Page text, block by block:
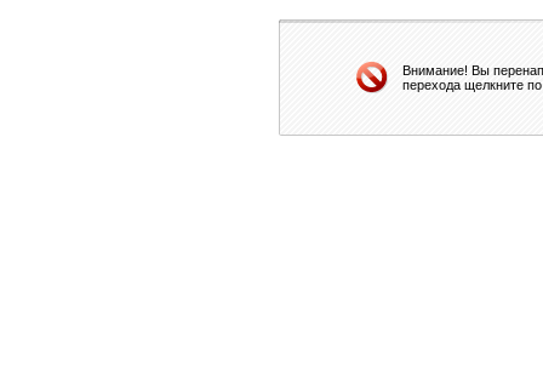
Внимание! Вы
перехода щелкните